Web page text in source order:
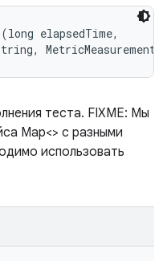
elapsedTime,
теста. FIXME: Мы
Map<> с разными
использовать